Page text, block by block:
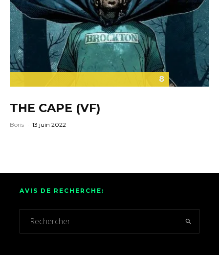
8
THE CAPE (VF)
Boris · 13 juin 2022
AVIS DE RECHERCHE: